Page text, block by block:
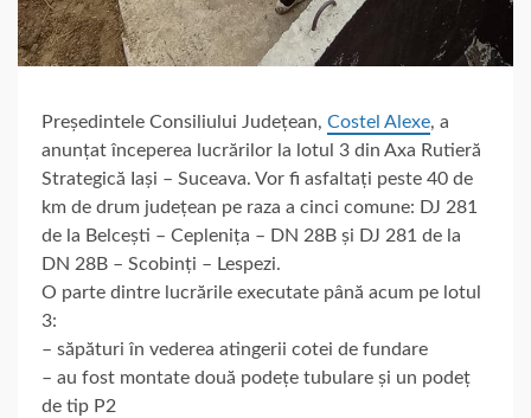
Președintele Consiliului Județean, Costel Alexe, a
anunțat începerea lucrărilor la lotul 3 din Axa Rutieră
Strategică Iași – Suceava. Vor fi asfaltați peste 40 de
km de drum județean pe raza a cinci comune: DJ 281
de la Belcești – Ceplenița – DN 28B și DJ 281 de la
DN 28B – Scobinți – Lespezi.
O parte dintre lucrările executate până acum pe lotul
3:
– săpături în vederea atingerii cotei de fundare
– au fost montate două podețe tubulare și un podeț
de tip P2